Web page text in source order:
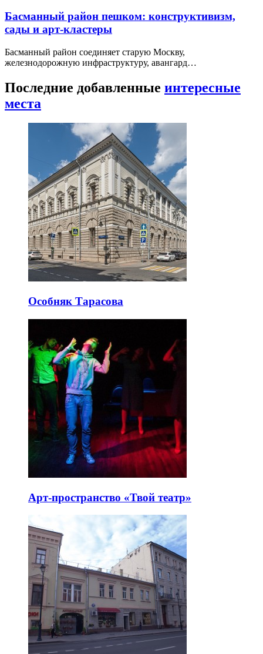
Басманный район пешком: конструктивизм,
сады и арт-кластеры
Басманный район соединяет старую Москву,
железнодорожную инфраструктуру, авангард…
Последние добавленные интересные
места
Особняк Тарасова
Арт-пространство «Твой театр»